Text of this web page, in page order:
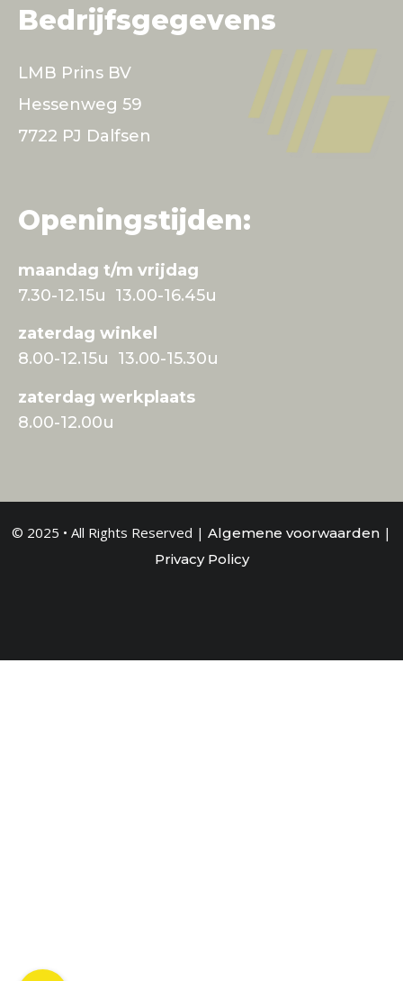
Bedrijfsgegevens
LMB Prins BV
Hessenweg 59
7722 PJ Dalfsen
Openingstijden:
maandag t/m vrijdag
7.30-12.15u 13.00-16.45u
zaterdag winkel
8.00-12.15u 13.00-15.30u
zaterdag werkplaats
8.00-12.00u
© 2025 • All Rights Reserved | Algemene voorwaarden |
Privacy Policy